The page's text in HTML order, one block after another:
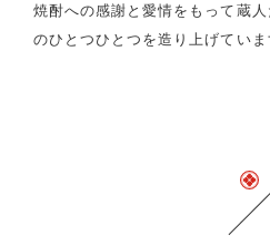
焼酎への感謝と愛情をもって蔵
のひとつひとつを造り上げていま
関連商品